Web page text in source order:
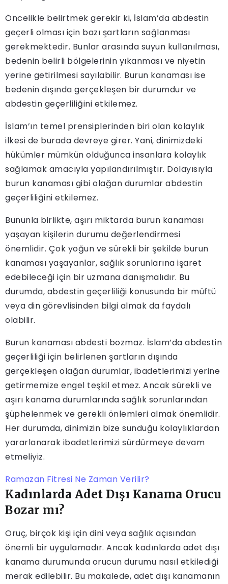
Öncelikle belirtmek gerekir ki, İslam’da abdestin
geçerli olması için bazı şartların sağlanması
gerekmektedir. Bunlar arasında suyun kullanılması,
bedenin belirli bölgelerinin yıkanması ve niyetin
yerine getirilmesi sayılabilir. Burun kanaması ise
bedenin dışında gerçekleşen bir durumdur ve
abdestin geçerliliğini etkilemez.
İslam’ın temel prensiplerinden biri olan kolaylık
ilkesi de burada devreye girer. Yani, dinimizdeki
hükümler mümkün olduğunca insanlara kolaylık
sağlamak amacıyla yapılandırılmıştır. Dolayısıyla
burun kanaması gibi olağan durumlar abdestin
geçerliliğini etkilemez.
Bununla birlikte, aşırı miktarda burun kanaması
yaşayan kişilerin durumu değerlendirmesi
önemlidir. Çok yoğun ve sürekli bir şekilde burun
kanaması yaşayanlar, sağlık sorunlarına işaret
edebileceği için bir uzmana danışmalıdır. Bu
durumda, abdestin geçerliliği konusunda bir müftü
veya din görevlisinden bilgi almak da faydalı
olabilir.
Burun kanaması abdesti bozmaz. İslam’da abdestin
geçerliliği için belirlenen şartların dışında
gerçekleşen olağan durumlar, ibadetlerimizi yerine
getirmemize engel teşkil etmez. Ancak sürekli ve
aşırı kanama durumlarında sağlık sorunlarından
şüphelenmek ve gerekli önlemleri almak önemlidir.
Her durumda, dinimizin bize sunduğu kolaylıklardan
yararlanarak ibadetlerimizi sürdürmeye devam
etmeliyiz.
Ramazan Fitresi Ne Zaman Verilir?
Kadınlarda Adet Dışı Kanama Orucu
Bozar mı?
Oruç, birçok kişi için dini veya sağlık açısından
önemli bir uygulamadır. Ancak kadınlarda adet dışı
kanama durumunda orucun durumu nasıl etkilediği
merak edilebilir. Bu makalede, adet dışı kanamanın